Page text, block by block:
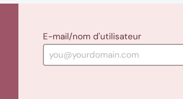
E-mail/nom d'utilisateur